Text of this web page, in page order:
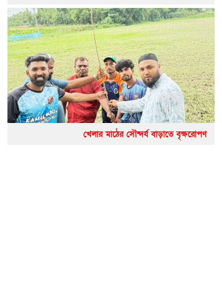
খেলার মাঠের সৌন্দর্য বাড়াতে বৃক্ষরোপণ